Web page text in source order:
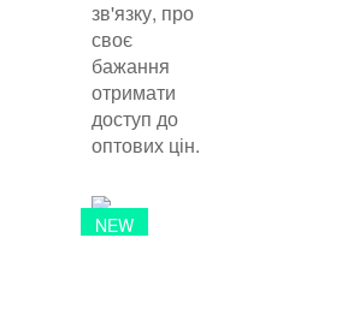
зв'язку, про
своє
бажання
отримати
доступ до
оптових цін.
NEW